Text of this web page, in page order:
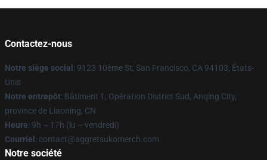
Contactez-nous
Notre siège social : 9123 10ème St, San Francisco, CA 94103, États-
Unis
Notre entrepôt: Bâtiment 1, Opération District Sud, Anqing City,
province de Liaoning, CN
Heure: 9h – 17h (lu – vendredi)
Courriel : contact@aggretsukomerch.com
Notre société